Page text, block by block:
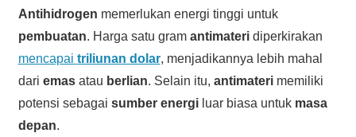
Antihidrogen memerlukan energi tinggi untuk
pembuatan. Harga satu gram antimateridiperkirakan
mencapai triliunan dolar, menjadikannya lebih mahal
dari emasatau berlian. Selain itu, antimaterimemiliki
potensi sebagai sumber energiluar biasa untuk masa
depan.